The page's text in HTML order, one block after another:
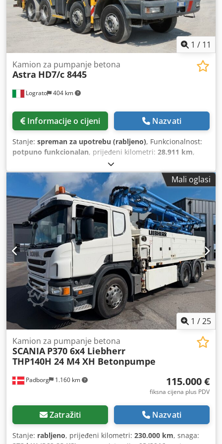
1 / 11
Lograto 404 km
Kamion za pumpanje betona
Astra HD7/c 8445
Informacije o cijeni Nazvati
Stanje: spreman za upotrebu (rabljeno), Funkcionalnost:
potpuno funkcionalan, prijeđeni kilometri: 28.911 km,
, vrsta goriva:
osovina:8x4, gorivo:dizel, vrsta prijenosa:mehanički,
emisijska klasa:Euro 3, ovjes: čelik, Godina proizvodnje:
2003
Mali oglasi
1 /25
Padborg 1.160 km
Kamion za pumpanje betona
SCANIA P370 6x4 Liebherr
THP140H 24 M4 XH Betonpumpe
115.000 €
fiksna cijena plus PDV
Zatražiti Nazvati
Stanje: rabljeno, prijeđeni kilometri: 230.000 km, snaga: